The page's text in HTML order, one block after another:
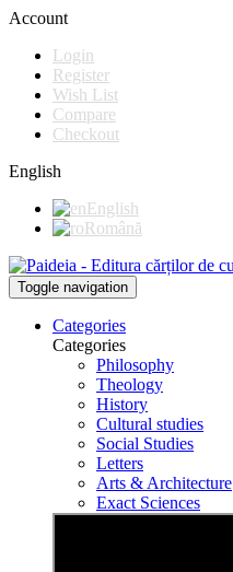
Account
Login
Register
Wish List
Compare
Checkout
English
English
Română
Toggle navigation
Categories
Categories
Philosophy
Theology
History
Cultural studies
Social Studies
Letters
Arts & Architecture
Exact Sciences